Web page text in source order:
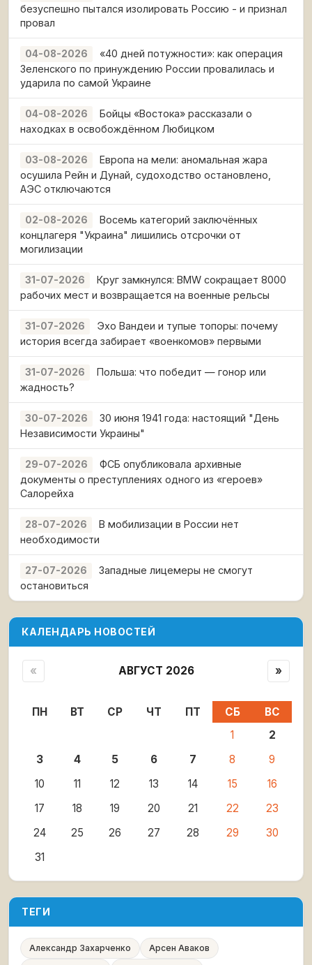
безуспешно пытался изолировать Россию - и признал
провал
04-08-2026
«40 дней потужности»: как операция
Зеленского по принуждению России провалилась и
ударила по самой Украине
04-08-2026
Бойцы «Востока» рассказали о
находках в освобождённом Любицком
03-08-2026
Европа на мели: аномальная жара
осушила Рейн и Дунай, судоходство остановлено,
АЭС отключаются
02-08-2026
Восемь категорий заключённых
концлагеря "Украина" лишились отсрочки от
могилизации
31-07-2026
Круг замкнулся: BMW сокращает 8000
рабочих мест и возвращается на военные рельсы
31-07-2026
Эхо Вандеи и тупые топоры: почему
история всегда забирает «военкомов» первыми
31-07-2026
Польша: что победит — гонор или
жадность?
30-07-2026
30 июня 1941 года: настоящий "День
Независимости Украины"
29-07-2026
ФСБ опубликовала архивные
документы о преступлениях одного из «героев»
Салорейха
28-07-2026
В мобилизации в России нет
необходимости
27-07-2026
Западные лицемеры не смогут
остановиться
КАЛЕНДАРЬ НОВОСТЕЙ
« АВГУСТ 2026 »
ПН ВТ СР ЧТ ПТ СБ
ВС
1
2
3
4 5 6 7 8
9
10
11 12 13 14 15
16
17
18 19 20 21 22
23
24
25 26 27 28 29
30
31
ТЕГИ
Александр Захарченко
Арсен Аваков